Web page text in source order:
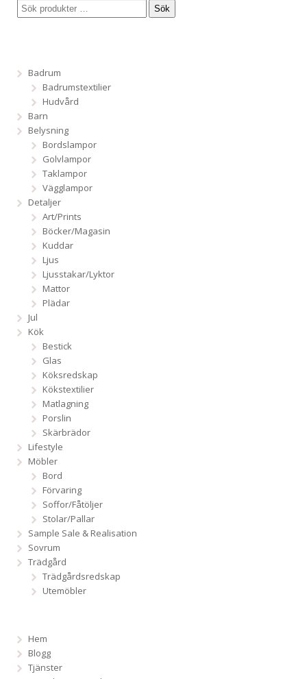
Sök
Badrum
Badrumstextilier
Hudvård
Barn
Belysning
Bordslampor
Golvlampor
Taklampor
Vägglampor
Detaljer
Art/Prints
Böcker/Magasin
Kuddar
Ljus
Ljusstakar/Lyktor
Mattor
Plädar
Jul
Kök
Bestick
Glas
Köksredskap
Kökstextilier
Matlagning
Porslin
Skärbrädor
Lifestyle
Möbler
Bord
Förvaring
Soffor/Fåtöljer
Stolar/Pallar
Sample Sale & Realisation
Sovrum
Trädgård
Trädgårdsredskap
Utemöbler
Hem
Blogg
Tjänster